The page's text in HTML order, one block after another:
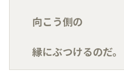
向こう側の
縁にぶつけるのだ。